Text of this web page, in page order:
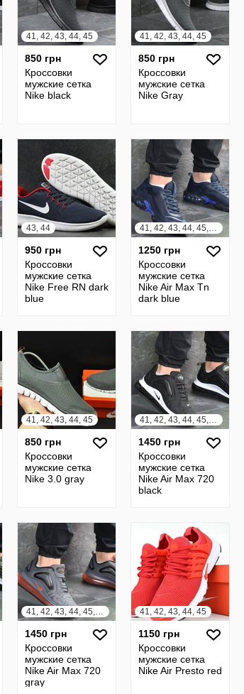
41, 42, 43, 44, 45
850 грн
Кроссовки
мужские сетка
Nike black
41, 42, 43, 44, 45
850 грн
Кроссовки
мужские сетка
Nike Gray
43, 44
950 грн
Кроссовки
мужские сетка
Nike Free RN dark
blue
41, 42, 43, 44, 45, 46
1250 грн
Кроссовки
мужские сетка
Nike Air Max Tn
dark blue
41, 42, 43, 44, 45
850 грн
Кроссовки
мужские сетка
Nike 3.0 gray
41, 42, 43, 44, 45, 46
1450 грн
Кроссовки
мужские сетка
Nike Air Max 720
black
41, 42, 43, 44, 45, 46
1450 грн
Кроссовки
мужские сетка
Nike Air Max 720
gray
41, 42, 43, 44, 45
1150 грн
Кроссовки
мужские сетка
Nike Air Presto red